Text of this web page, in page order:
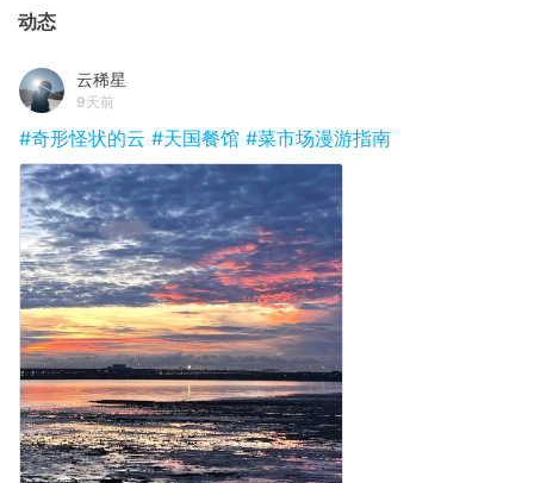
动态
云稀星
9天前
#奇形怪状的云 #天国餐馆 #菜市场漫游指南